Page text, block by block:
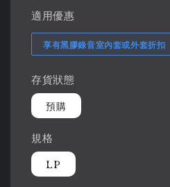
適用優惠
享有黑膠錄音室內套或外套折扣
存貨狀態
預購
規格
LP